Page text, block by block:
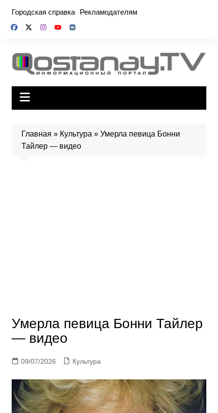
содержимому
Городская справка Рекламодателям
Главная » Культура » Умерла певица Бонни
Тайлер — видео
Умерла певица Бонни Тайлер
— видео
09/07/2026 Культура